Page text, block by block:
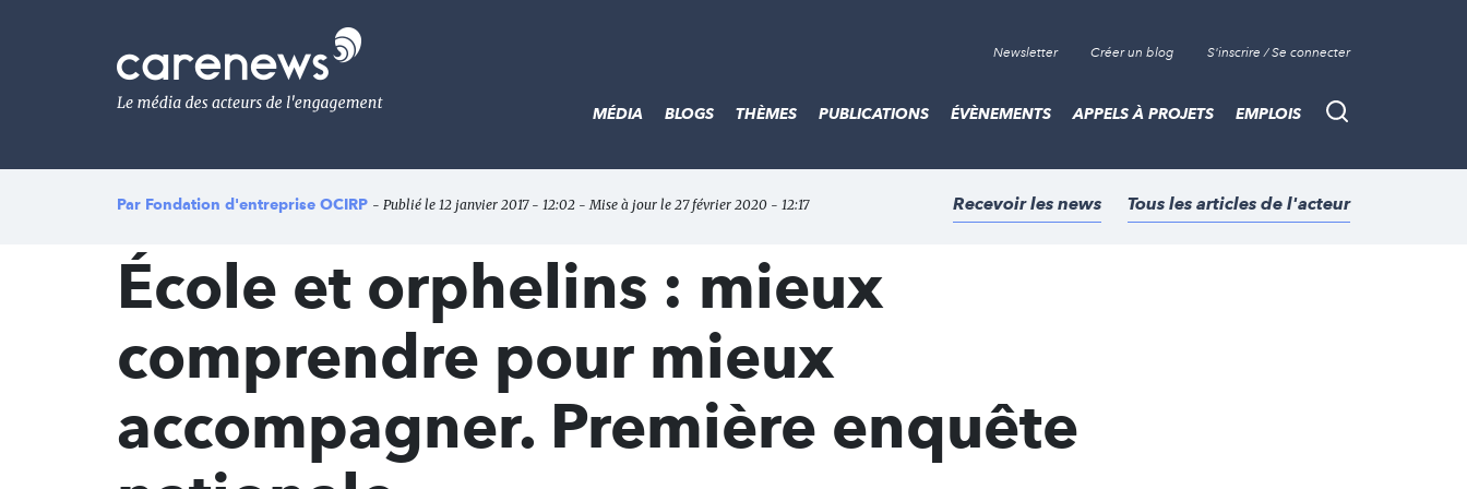
Le
média
de
l'engagement
Newsletter Créer un blog S'inscrire / Se connecter
Recherche
MÉDIA BLOGS THÈMES PUBLICATIONS ÉVÈNEMENTS APPELS À PROJETS EMPLOIS
Par Fondation d'entreprise OCIRP - Publié le 12 janvier 2017 - 12:02 - Mise à jour le 27 février 2020 - 12:17 Recevoir les news Tous les articles de l'acteur
École et orphelins : mieux
comprendre pour mieux
accompagner. Première enquête